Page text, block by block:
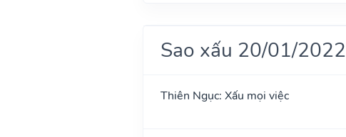
Sao xấu 20/01/2022
Thiên Ngục: Xấu mọi việc